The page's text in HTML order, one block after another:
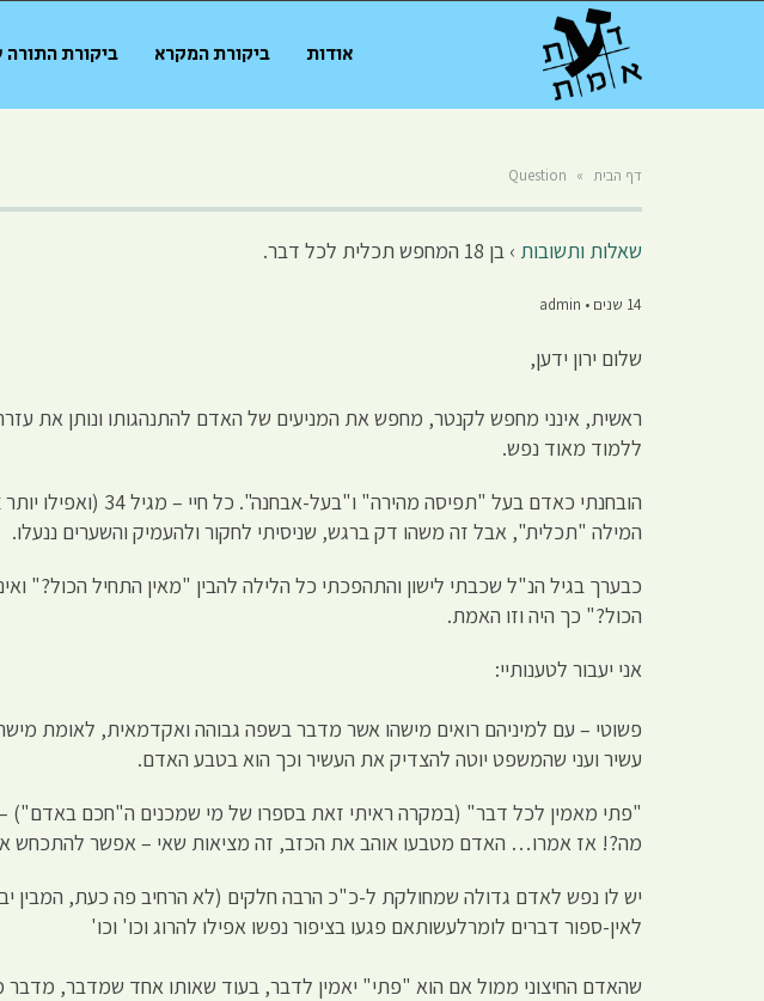
אודות ביקורת המקרא ביקורת
דף הבית »
Question
שאלות ותשובות › בן 18 המחפש תכלית לכל דבר.
14 שנים • admin
שלום ירון ידען,
ראשית, אינני מחפש לקנטר, מחפש את המניעים של האדם להתנהגותו ונותן את
ללמוד מאוד נפש.
הובחנתי כאדם בעל
המילה "תכלית", אבל זה משהו דק ברגש, שניסיתי לחקור ולהעמיק והשערים ננעלו.
כבערך בגיל הנ"ל שכבתי לישון והתהפכתי כל הלילה להבין "מאין התחיל הכול?"
הכול?" כך היה וזו האמת.
אני יעבור לטענותיי:
פשוטי – עם למיניהם רואים מישהו אשר מדבר בשפה גבוהה ואקדמאית, לאומת
עשיר ועני שהמשפט יוטה להצדיק את העשיר וכך הוא בטבע האדם.
"פתי מאמין לכל דבר" (במקרה ראיתי זאת בספרו של מי שמכנים ה"חכם באדם") –
מה?! אז אמרו… האדם מטבעו אוהב את הכזב, זה מציאות שאי – אפשר להתכחש
יש לו נפש לאדם גדולה שמחולקת ל-כ"כ הרבה חלקים (לא הרחיב פה כעת, המבין
לאין-ספור דברים לומרלעשותאם פגעו בציפור נפשו אפילו להרוג וכו' וכו'
שהאדם החיצוני ממול אם הוא "פתי" יאמין לדבר, בעוד שאותו אחד שמדבר, מדבר